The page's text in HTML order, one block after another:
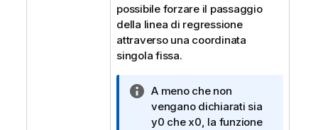
possibile forzare il passaggio
della linea di regressione
attraverso una coordinata
singola fissa.
N
o
t
A meno che non
vengano dichiarati sia
y0 che x0, la funzione